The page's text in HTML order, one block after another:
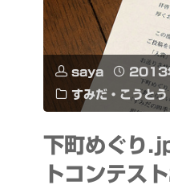
ま
saya
2013
すみだ・こうとう
下町めぐり
トコンテス